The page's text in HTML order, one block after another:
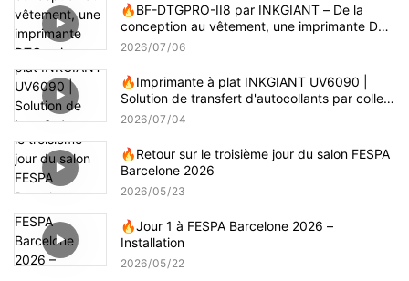
🔥BF-DTGPRO-II8 par INKGIANT – De la
conception au vêtement, une imprimante DTG
qui comprend vraiment l'impression sur coton.
2026 07 06
🔥Imprimante à plat INKGIANT UV6090 |
Solution de transfert d'autocollants par colle
3D
2026 07 04
🔥Retour sur le troisième jour du salon FESPA
Barcelone 2026
2026 05 23
🔥Jour 1 à FESPA Barcelone 2026 –
Installation
2026 05 22